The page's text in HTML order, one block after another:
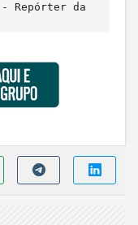
Repórter da